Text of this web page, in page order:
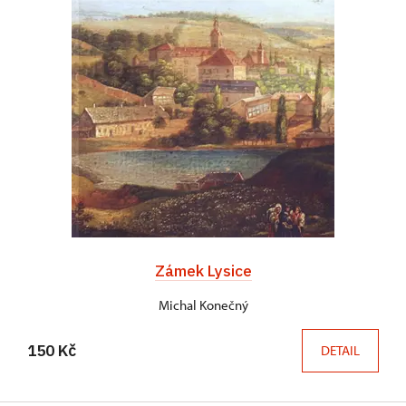
Zámek Lysice
Michal Konečný
150 Kč DETAIL